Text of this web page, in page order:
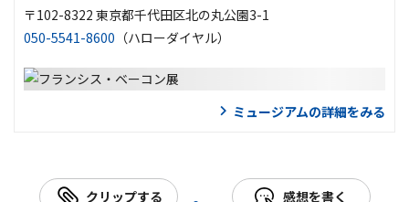
〒102-8322 東京都千代田区北の丸公園3-1
050-5541-8600 （ハローダイヤル）
ミュージアムの詳細をみる
クリップする 感想を書く